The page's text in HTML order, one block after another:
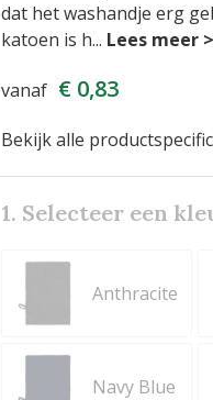
dat het washandje erg
katoen is h...
vanaf € 0,83
Bekijk alle
1. Selecteer een
Anthracite
Navy Blue